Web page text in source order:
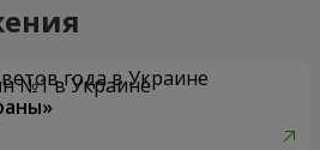
года в Украине